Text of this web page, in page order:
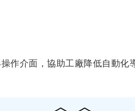
作介面，協助工廠降低自動化